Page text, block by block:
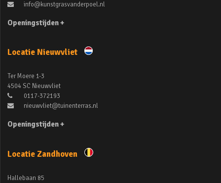
info@kunstgrasvanderpoel.nl
Openingstijden +
Locatie Nieuwvliet
Ter Moere 1-3
4504 SC Nieuwvliet
0117-372193
nieuwvliet@tuinenterras.nl
Openingstijden +
Locatie Zandhoven
Hallebaan 85